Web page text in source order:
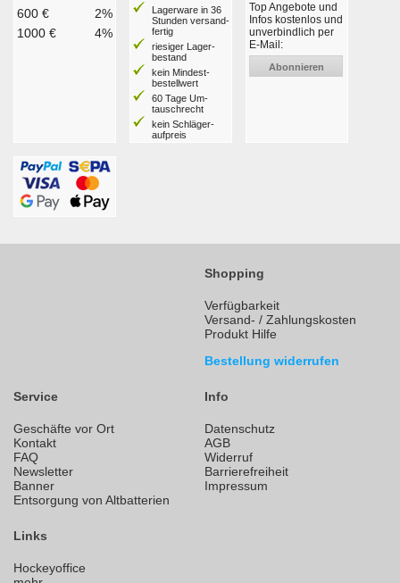
600 €
2%
1000 €
4%
Lagerware in 36
Stunden ver­sand­
fertig
riesiger Lager­
bestand
kein Mindest­
bestell­wert
60 Tage Um­
tausch­recht
kein Schläger­
aufpreis
Top Angebote und
Infos kostenlos und
unverbindlich per
E-Mail:
Abonnieren
Shopping
Verfügbarkeit
Versand- / Zahlungskosten
Produkt Hilfe
Bestellung widerrufen
Service
Geschäfte vor Ort
Kontakt
FAQ
Newsletter
Banner
Entsorgung von Altbatterien
Info
Datenschutz
AGB
Widerruf
Barrierefreiheit
Impressum
Links
Hockeyoffice